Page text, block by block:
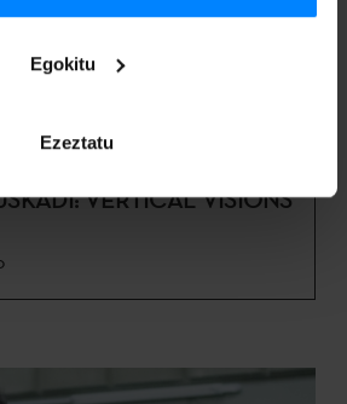
Egokitu
Ezeztatu
VERTICAL VISIONS